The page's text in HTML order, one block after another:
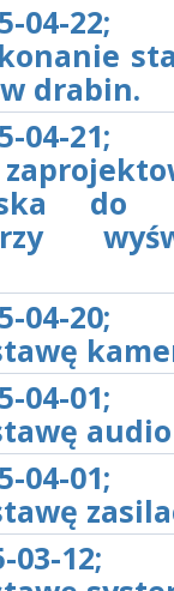
04-22;
drabin.
04-21;
do
04-20;
04-01;
04-01;
03-12;